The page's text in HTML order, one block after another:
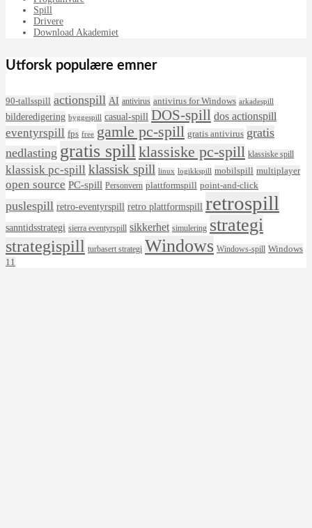
Spill
Drivere
Download Akademiet
Utforsk populære emner
90-tallsspill actionspill AI antivirus antivirus for Windows arkadespill
bilderedigering byggespill casual-spill DOS-spill dos actionspill
eventyrspill fps free gamle pc-spill gratis antivirus gratis
nedlasting gratis spill klassiske pc-spill klassiske spill
klassisk pc-spill klassisk spill linux logikkspill mobilspill multiplayer
open source PC-spill Personvern plattformspill point-and-click
puslespill retro-eventyrspill retro plattformspill retrospill
sanntidsstrategi sierra eventyrspill sikkerhet simulering strategi
strategispill turbasert strategi Windows Windows-spill Windows
11